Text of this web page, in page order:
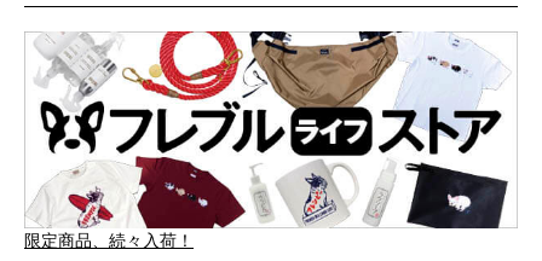
ど、内容盛りだくさんでお送りしていますので、最後まで
お見逃しなく！
限定商品、続々入荷！